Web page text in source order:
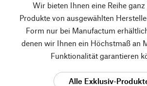
Wir bieten Ihnen eine Reihe
Produkte von ausgewählten
Form nur bei Manufactum
denen wir Ihnen ein Höchstmaß an
Funktionalität garantieren
Alle Exklusiv-